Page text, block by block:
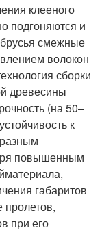
клееного
подгоняются и
смежные
волокон
сборки
древесины
(на 50–
к
повышенным
габаритов
пролетов,
при его